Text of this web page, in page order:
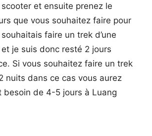
et ensuite prenez le
que vous souhaitez faire pour
faire un trek d’une
je suis donc resté 2 jours
Si vous souhaitez faire un trek
nuits dans ce cas vous aurez
besoin de 4-5 jours à Luang